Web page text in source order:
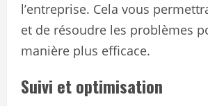
l’entreprise. Cela vous
et de résoudre les problèmes
manière plus efficace.
Suivi et optimisation